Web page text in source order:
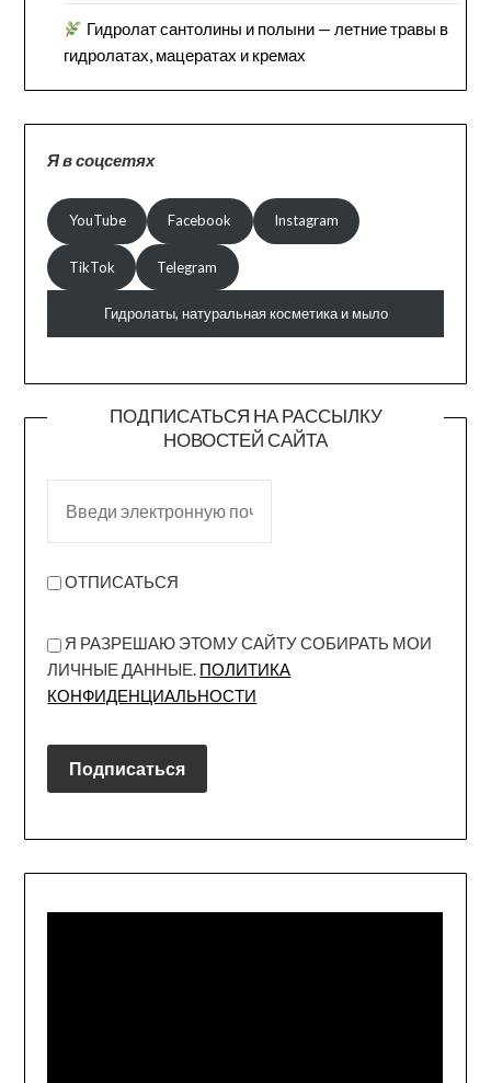
Гидролат сантолины и полыни — летние травы в
гидролатах, мацератах и кремах
Я в соцсетях
YouTube Facebook Instagram
TikTok Telegram
Гидролаты, натуральная косметика и мыло
ПОДПИСАТЬСЯ НА РАССЫЛКУ
НОВОСТЕЙ САЙТА
ОТПИСАТЬСЯ
Я РАЗРЕШАЮ ЭТОМУ САЙТУ СОБИРАТЬ МОИ
ЛИЧНЫЕ ДАННЫЕ. ПОЛИТИКА
КОНФИДЕНЦИАЛЬНОСТИ